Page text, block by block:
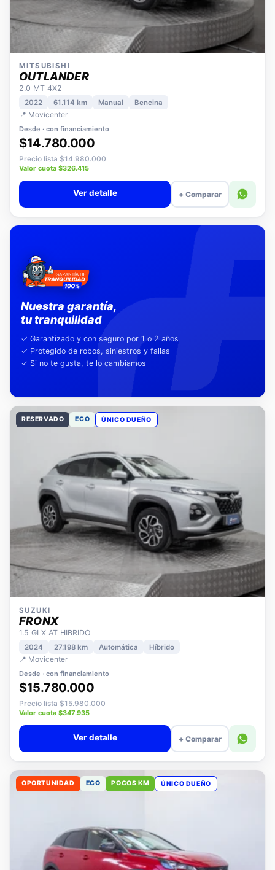
MITSUBISHI
OUTLANDER
2.0 MT 4X2
2022 61.114 km
📍 Movicenter
Desde · con financiamiento
$14.780.000
Precio lista $14.980.000
Valor cuota $326.415
+ Comparar
Nuestra garantía,
✓ Garantizado y con seguro por 1 o 2 años
✓ Protegido de robos, siniestros y fallas
RESERVADO ECO
SUZUKI
FRONX
1.5 GLX AT HIBRIDO
2024 27.198 km
📍 Movicenter
Desde · con financiamiento
$15.780.000
Precio lista $15.980.000
Valor cuota $347.935
+ Comparar
OPORTUNIDAD ECO POCOS KM